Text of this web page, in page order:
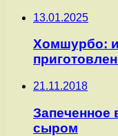
13.01.2025
Хомшурбо:
21.11.2018
Запеченное
сыром